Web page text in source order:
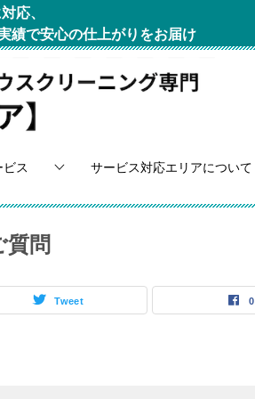
応、
績で安心の仕上がりをお届け
ビス サービス対応エリアについて
質問
Tweet 0